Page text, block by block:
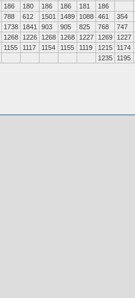
186 180 186 186 181
186
788 612 1501 1489 1088 461
354
1738 1841 903 905 825 768
747
1268 1226 1268 1268 1227 1269
1227
1155 1117 1154 1155 1119 1215
1174
1235 1195